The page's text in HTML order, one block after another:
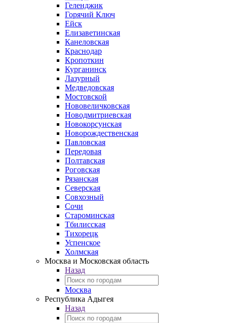
Геленджик
Горячий Ключ
Ейск
Елизаветинская
Канеловская
Краснодар
Кропоткин
Курганинск
Лазурный
Медведовская
Мостовской
Нововеличковская
Новодмитриевская
Новокорсунская
Новорождественская
Павловская
Передовая
Полтавская
Роговская
Рязанская
Северская
Совхозный
Сочи
Староминская
Тбилисская
Тихорецк
Успенское
Холмская
Москва и Московская область
Назад
Москва
Республика Адыгея
Назад